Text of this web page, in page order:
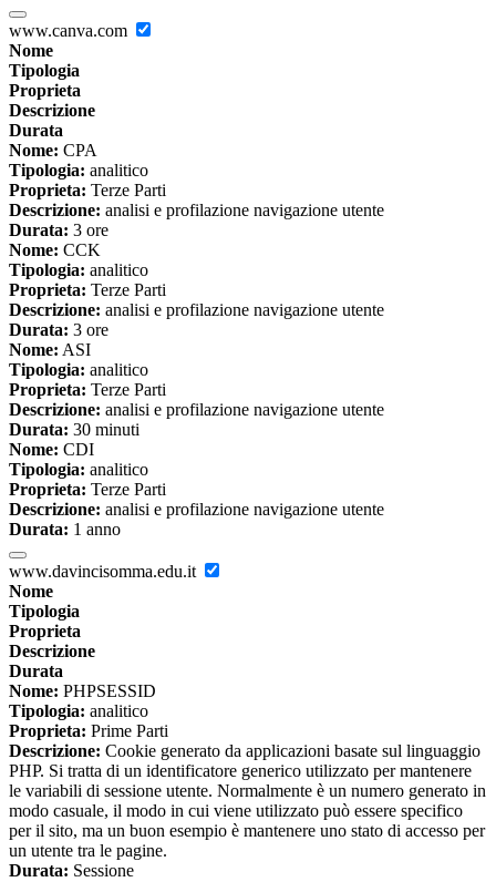
www.canva.com
Nome
Tipologia
Proprieta
Descrizione
Durata
Nome: CPA
Tipologia: analitico
Proprieta: Terze Parti
Descrizione: analisi e profilazione navigazione utente
Durata: 3 ore
Nome: CCK
Tipologia: analitico
Proprieta: Terze Parti
Descrizione: analisi e profilazione navigazione utente
Durata: 3 ore
Nome: ASI
Tipologia: analitico
Proprieta: Terze Parti
Descrizione: analisi e profilazione navigazione utente
Durata: 30 minuti
Nome: CDI
Tipologia: analitico
Proprieta: Terze Parti
Descrizione: analisi e profilazione navigazione utente
Durata: 1 anno
www.davincisomma.edu.it
Nome
Tipologia
Proprieta
Descrizione
Durata
Nome: PHPSESSID
Tipologia: analitico
Proprieta: Prime Parti
Descrizione: Cookie generato da applicazioni basate sul linguaggio
PHP. Si tratta di un identificatore generico utilizzato per mantenere
le variabili di sessione utente. Normalmente è un numero generato in
modo casuale, il modo in cui viene utilizzato può essere specifico
per il sito, ma un buon esempio è mantenere uno stato di accesso per
un utente tra le pagine.
Durata: Sessione